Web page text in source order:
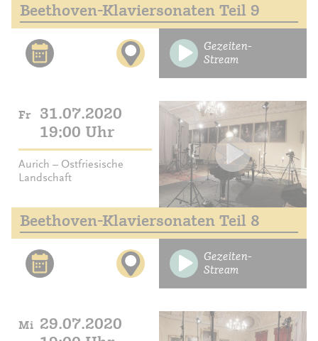
Beethoven-Klaviersonaten Teil 9
Gezeiten-
Stream
Fr
31.07.2020
19:00 Uhr
Aurich – Ostfriesische
Landschaft
Beethoven-Klaviersonaten Teil 8
Gezeiten-
Stream
Mi 29.07.2020